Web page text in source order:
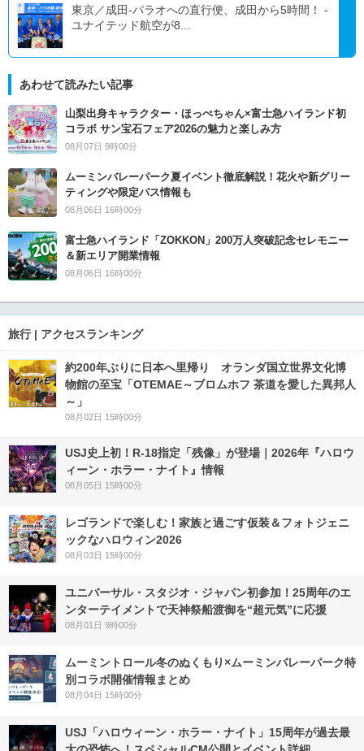
東京／成田-パラオへの直行便、成田から5時間！ -
ユナイテッド航空が8...
あわせて読みたい記事
山梨出身キャラクター・ほっぺちゃん×富士急ハイランド初
コラボ サン宝石フェア2026の魅力と楽しみ方
08月07日 9時00分
ムーミンバレーパーク夏イベント徹底解説！花火や新グリー
ティングや限定パス情報も
08月06日 16時00分
富士急ハイランド「ZOKKON」200万人突破記念セレモニー
＆新エリア開業情報
08月06日 16時00分
旅行 | アクセスランキング
約200年ぶりに日本へ里帰り オランダ国立世界文化博
物館の至宝「OTEMAE～ブロムホフ 茶道を愛した異邦人
～」
08月02日 15時00分
USJ史上初！R-18指定「残像」が登場｜2026年『ハロウ
ィーン・ホラー・ナイト』情報
08月05日 15時00分
レゴランドで楽しむ！家族と過ごす仮装＆フォトジェニ
ックなハロウィン2026
08月03日 15時00分
ユニバーサル・スタジオ・ジャパン初参加！25周年のエ
ンターテイメントで天神祭船渡御を“超元気”に応援
08月01日 9時00分
ムーミントロール冬のぬくもり×ムーミンバレーパーク特
別コラボ開催情報まとめ
08月04日 15時00分
USJ「ハロウィーン・ホラー・ナイト」15周年が過去最